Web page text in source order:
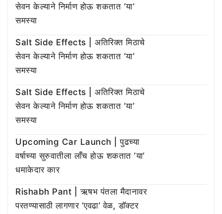
सेवन केल्याने निर्माण होऊ शकतात ‘या’
समस्या
Salt Side Effects | अतिरिक्त मिठाचे
सेवन केल्याने निर्माण होऊ शकतात ‘या’
समस्या
Salt Side Effects | अतिरिक्त मिठाचे
सेवन केल्याने निर्माण होऊ शकतात ‘या’
समस्या
Upcoming Car Launch | पुढच्या
वर्षाच्या सुरुवातीला लाँच होऊ शकतात ‘या’
धमाकेदार कार
Rishabh Pant | ऋषभ पंतला मैदानावर
परतण्यासाठी लागणार ‘एवढा’ वेळ, डॉक्टर